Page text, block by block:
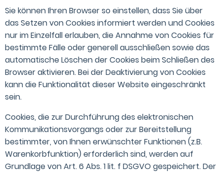
Sie können Ihren Browser so einstellen, dass Sie über
das Setzen von Cookies informiert werden und Cookies
nur im Einzelfall erlauben, die Annahme von Cookies für
bestimmte Fälle oder generell ausschließen sowie das
automatische Löschen der Cookies beim Schließen des
Browser aktivieren. Bei der Deaktivierung von Cookies
kann die Funktionalität dieser Website eingeschränkt
sein.
Cookies, die zur Durchführung des elektronischen
Kommunikationsvorgangs oder zur Bereitstellung
bestimmter, von Ihnen erwünschter Funktionen (z.B.
Warenkorbfunktion) erforderlich sind, werden auf
Grundlage von Art. 6 Abs. 1 lit. f DSGVO gespeichert. Der